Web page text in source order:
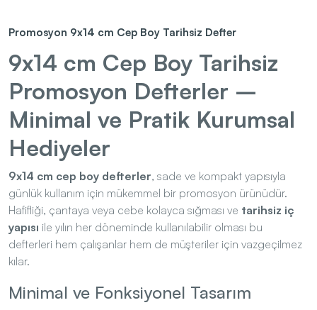
Promosyon 9x14 cm Cep Boy Tarihsiz Defter
9x14 cm Cep Boy Tarihsiz
Promosyon Defterler –
Minimal ve Pratik Kurumsal
Hediyeler
9x14 cm cep boy defterler, sade ve kompakt yapısıyla
günlük kullanım için mükemmel bir promosyon ürünüdür.
Hafifliği, çantaya veya cebe kolayca sığması ve tarihsiz iç
yapısı ile yılın her döneminde kullanılabilir olması bu
defterleri hem çalışanlar hem de müşteriler için vazgeçilmez
kılar.
Minimal ve Fonksiyonel Tasarım